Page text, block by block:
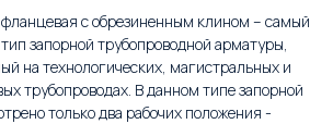
с обрезиненным клином – самый
запорной трубопроводной арматуры,
на технологических, магистральных и
трубопроводах. В данном типе запорной
только два рабочих положения -